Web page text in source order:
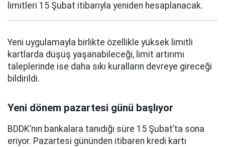
limitleri 15 Şubat itibarıyla yeniden hesaplanacak.
Yeni uygulamayla birlikte özellikle yüksek limitli
kartlarda düşüş yaşanabileceği, limit artırımı
taleplerinde ise daha sıkı kuralların devreye gireceği
bildirildi.
Yeni dönem pazartesi günü başlıyor
BDDK’nın bankalara tanıdığı süre 15 Şubat’ta sona
eriyor. Pazartesi gününden itibaren kredi kartı